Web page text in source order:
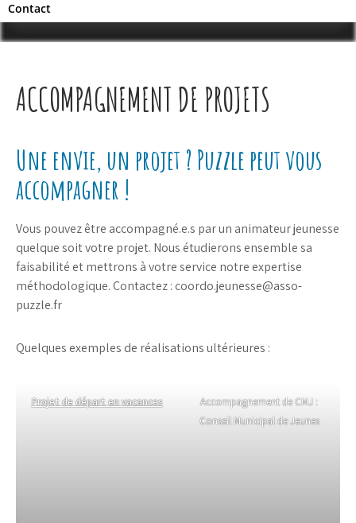
Contact
ACCOMPAGNEMENT DE PROJETS
Une envie, un projet ? Puzzle peut vous
accompagner !
Vous pouvez être accompagné.e.s par un animateur jeunesse
quelque soit votre projet. Nous étudierons ensemble sa
faisabilité et mettrons à votre service notre expertise
méthodologique. Contactez : coordo.jeunesse@asso-
puzzle.fr
Quelques exemples de réalisations ultérieures :
Projet de départ en vacances
Accompagnement de CMJ :
Conseil Municipal de Jeunes